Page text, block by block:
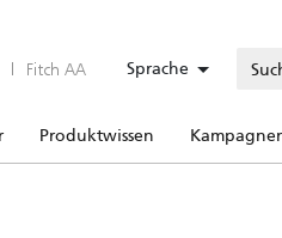
| Fitch AA Sprache
Produktwissen